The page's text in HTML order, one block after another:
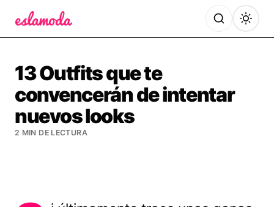
13 Outfits que te
convencerán de intentar
nuevos looks
2 MIN DE LECTURA